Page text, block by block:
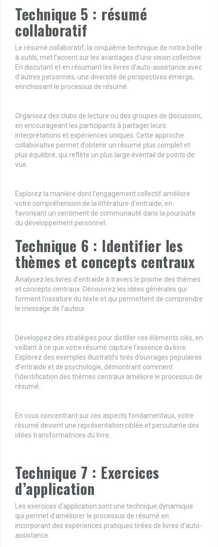
Technique 5 : résumé
collaboratif
Le résumé collaboratif, la cinquième technique de notre boîte
à outils, met l’accent sur les avantages d’une vision collective.
En discutant et en résumant les livres d’auto-assistance avec
d’autres personnes, une diversité de perspectives émerge,
enrichissant le processus de résumé.
Organisez des clubs de lecture ou des groupes de discussion,
en encourageant les participants à partager leurs
interprétations et expériences uniques. Cette approche
collaborative permet d’obtenir un résumé plus complet et
plus équilibré, qui reflète un plus large éventail de points de
vue.
Explorez la manière dont l’engagement collectif améliore
votre compréhension de la littérature d’entraide, en
favorisant un sentiment de communauté dans la poursuite
du développement personnel.
Technique 6 : Identifier les
thèmes et concepts centraux
Analysez les livres d’entraide à travers le prisme des thèmes
et concepts centraux. Découvrez les idées générales qui
forment l’ossature du texte et qui permettent de comprendre
le message de l’auteur.
Développez des stratégies pour distiller ces éléments clés, en
veillant à ce que votre résumé capture l’essence du livre.
Explorez des exemples illustratifs tirés d’ouvrages populaires
d’entraide et de psychologie, démontrant comment
l’identification des thèmes centraux améliore le processus de
résumé.
En vous concentrant sur ces aspects fondamentaux, votre
résumé devient une représentation ciblée et percutante des
idées transformatrices du livre.
Technique 7 : Exercices
d’application
Les exercices d’application sont une technique dynamique
qui permet d’améliorer le processus de résumé en
incorporant des expériences pratiques tirées de livres d’auto-
assistance.